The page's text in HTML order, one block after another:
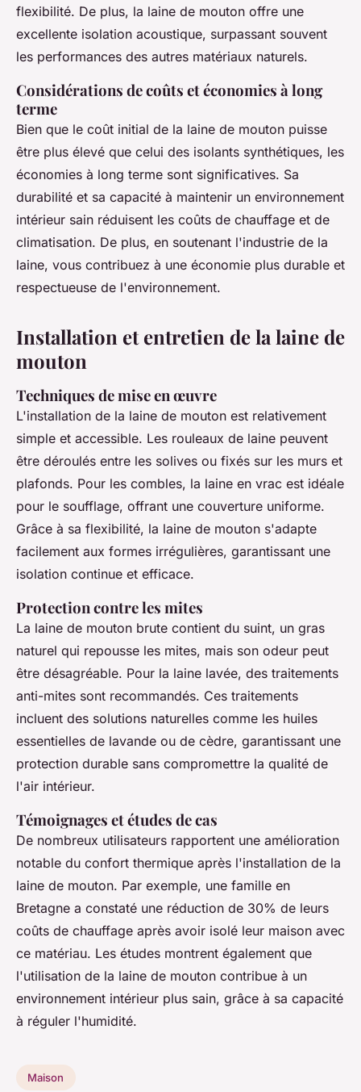
flexibilité. De plus, la laine de mouton offre une
excellente isolation acoustique, surpassant souvent
les performances des autres matériaux naturels.
Considérations de coûts et économies à long
terme
Bien que le coût initial de la laine de mouton puisse
être plus élevé que celui des isolants synthétiques, les
économies à long terme sont significatives. Sa
durabilité et sa capacité à maintenir un environnement
intérieur sain réduisent les coûts de chauffage et de
climatisation. De plus, en soutenant l'industrie de la
laine, vous contribuez à une économie plus durable et
respectueuse de l'environnement.
Installation et entretien de la laine de
mouton
Techniques de mise en œuvre
L'installation de la laine de mouton est relativement
simple et accessible. Les rouleaux de laine peuvent
être déroulés entre les solives ou fixés sur les murs et
plafonds. Pour les combles, la laine en vrac est idéale
pour le soufflage, offrant une couverture uniforme.
Grâce à sa flexibilité, la laine de mouton s'adapte
facilement aux formes irrégulières, garantissant une
isolation continue et efficace.
Protection contre les mites
La laine de mouton brute contient du suint, un gras
naturel qui repousse les mites, mais son odeur peut
être désagréable. Pour la laine lavée, des traitements
anti-mites sont recommandés. Ces traitements
incluent des solutions naturelles comme les huiles
essentielles de lavande ou de cèdre, garantissant une
protection durable sans compromettre la qualité de
l'air intérieur.
Témoignages et études de cas
De nombreux utilisateurs rapportent une amélioration
notable du confort thermique après l'installation de la
laine de mouton. Par exemple, une famille en
Bretagne a constaté une réduction de 30% de leurs
coûts de chauffage après avoir isolé leur maison avec
ce matériau. Les études montrent également que
l'utilisation de la laine de mouton contribue à un
environnement intérieur plus sain, grâce à sa capacité
à réguler l'humidité.
Maison